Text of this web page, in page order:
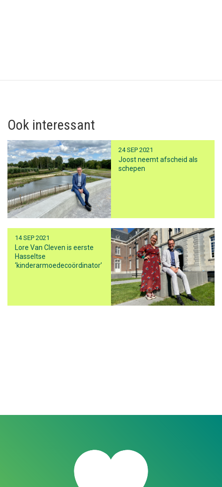
Ook interessant
24 SEP 2021
Joost neemt afscheid als
schepen
14 SEP 2021
Lore Van Cleven is eerste
Hasseltse
‘kinderarmoedecoördinator’